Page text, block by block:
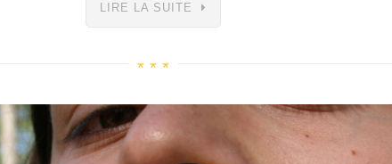
LIRE LA SUITE